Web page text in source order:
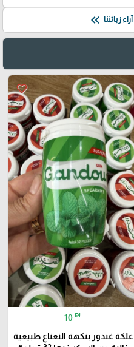
آراء زبائننا keyboard_double_arrow_left
favorite_border
10 ₪
علكة غندور بنكهة النعناع طبيعية